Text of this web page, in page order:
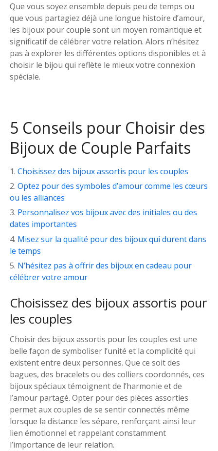
Que vous soyez ensemble depuis peu de temps ou
que vous partagiez déjà une longue histoire d’amour,
les bijoux pour couple sont un moyen romantique et
significatif de célébrer votre relation. Alors n’hésitez
pas à explorer les différentes options disponibles et à
choisir le bijou qui reflète le mieux votre connexion
spéciale.
5 Conseils pour Choisir des
Bijoux de Couple Parfaits
Choisissez des bijoux assortis pour les couples
Optez pour des symboles d’amour comme les cœurs
ou les alliances
Personnalisez vos bijoux avec des initiales ou des
dates importantes
Misez sur la qualité pour des bijoux qui durent dans
le temps
N’hésitez pas à offrir des bijoux en cadeau pour
célébrer votre amour
Choisissez des bijoux assortis pour
les couples
Choisir des bijoux assortis pour les couples est une
belle façon de symboliser l’unité et la complicité qui
existent entre deux personnes. Que ce soit des
bagues, des bracelets ou des colliers coordonnés, ces
bijoux spéciaux témoignent de l’harmonie et de
l’amour partagé. Opter pour des pièces assorties
permet aux couples de se sentir connectés même
lorsque la distance les sépare, renforçant ainsi leur
lien émotionnel et rappelant constamment
l’importance de leur relation.